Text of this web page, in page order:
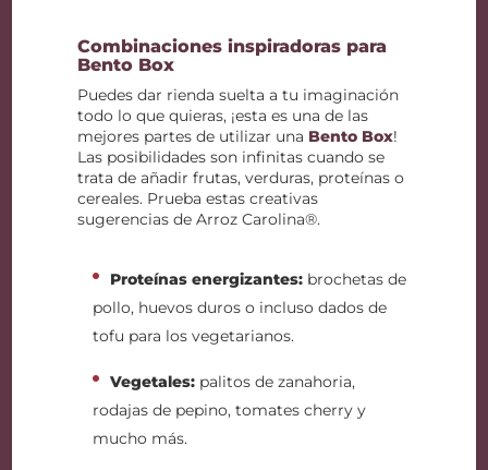
Combinaciones inspiradoras para
Bento Box
Puedes dar rienda suelta a tu imaginación
todo lo que quieras, ¡esta es una de las
mejores partes de utilizar una Bento Box!
Las posibilidades son infinitas cuando se
trata de añadir frutas, verduras, proteínas o
cereales. Prueba estas creativas
sugerencias de Arroz Carolina®.
Proteínas energizantes: brochetas de
pollo, huevos duros o incluso dados de
tofu para los vegetarianos.
Vegetales: palitos de zanahoria,
rodajas de pepino, tomates cherry y
mucho más.